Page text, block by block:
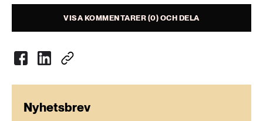
VISA KOMMENTARER (0) OCH DELA
Nyhetsbrev